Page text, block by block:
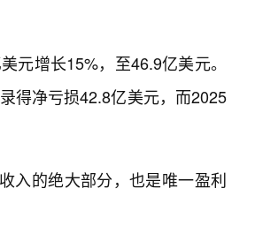
元增长15%，至46.9亿美元。
得净亏损42.8亿美元，而2025
入的绝大部分，也是唯一盈利